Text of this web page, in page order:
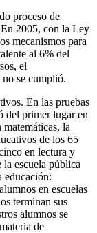
proceso de
En 2005, con la Ley
mecanismos para
al 6% del
el
se cumplió.
En las pruebas
del primer lugar en
la
de los 65
en lectura y
escuela pública
educación:
en escuelas
terminan sus
alumnos se
de